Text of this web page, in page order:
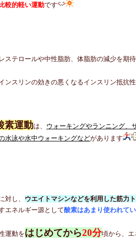
較的軽い運動です
ステロールや中性脂肪、体脂肪の減少を期待
ンスリンの効きの悪くなるインスリン抵抗
素運動は、 ウォーキングやランニング、
水泳や水中ウォーキングなどがあります
対し、 ウエイトマシンなどを利用した筋力
エネルギー源として酸素はあまり使われて
運動をはじめてから20分頃から、